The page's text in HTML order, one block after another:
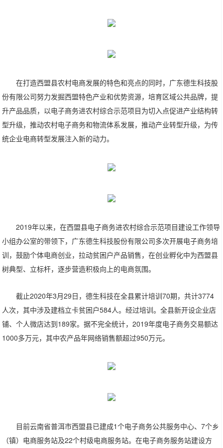
在打造西盟县农村电商发展的特色和亮点的同时，广东德生科技股
份有限公司努力发掘西盟特色产业和优势资源，培育区域公共品牌，提
升产品品质，以电子商务进农村综合示范项目为切入点促进产业结构转
型升级，推动农村电子商务和物流体系发展，推动产业转型升级，为传
统企业电商转型发展注入新的动力。
2019年以来，在西盟县电子商务进农村综合示范项目建设工作领导
小组办公室的带领下，广东德生科技股份有限公司多次开展电子商务培
训，鼓励个体电商创业，拉动贫困户产品销售，在创业孵化中为西盟县
树典型、立标杆，逐步营造积极向上的电商氛围。
截止2020年3月29日，德生科技在全县累计培训70期，共计3774
人次，其中涉及建档立卡贫困户584人。经过培训。全县新开设企业店
铺、个人微店达到189家。据不完全统计，2019年度电子商务交易额达
1000多万元，其中农产品年网络销售额超过950万元。
目前云南省普洱市西盟县已建成1个电子商务公共服务中心、7个乡
（镇）电商服务站及22个村级电商服务站。在电子商务服务站建设方